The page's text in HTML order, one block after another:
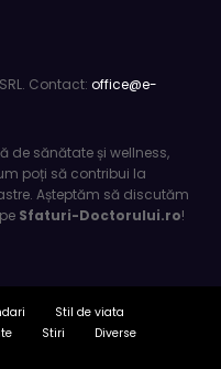
Contact: office@e-
de sănătate și wellness,
poți să contribui la
Așteptăm să discutăm
Sfaturi-Doctorului.ro!
Stil de viata
Stiri
Diverse